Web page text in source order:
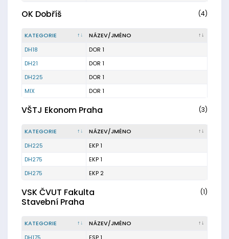
OK Dobříš (4)
KATEGORIE
NÁZEV/JMÉNO
DH18
DOR 1
DH21
DOR 1
DH225
DOR 1
MIX
DOR 1
VŠTJ Ekonom Praha (3)
KATEGORIE
NÁZEV/JMÉNO
DH225
EKP 1
DH275
EKP 1
DH275
EKP 2
VSK ČVUT Fakulta
Stavební Praha
(1)
KATEGORIE
NÁZEV/JMÉNO